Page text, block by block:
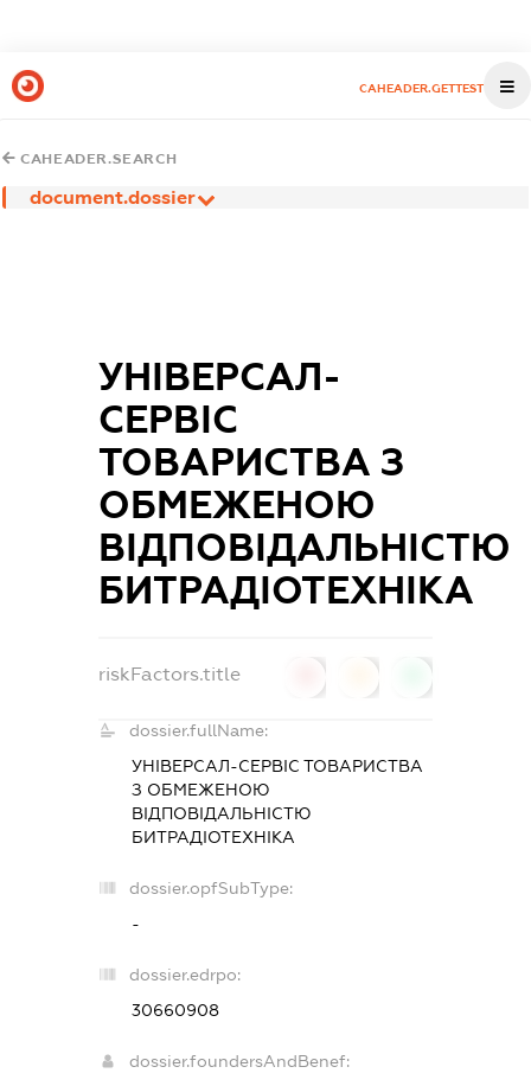
CAHEADER.GETTEST
CAHEADER.SEARCH
document.dossier
УНІВЕРСАЛ-
СЕРВІС
ТОВАРИСТВА З
ОБМЕЖЕНОЮ
ВІДПОВІДАЛЬНІСТЮ
БИТРАДІОТЕХНІКА
riskFactors.title
dossier.fullName:
УНІВЕРСАЛ-СЕРВІС ТОВАРИСТВА
З ОБМЕЖЕНОЮ
ВІДПОВІДАЛЬНІСТЮ
БИТРАДІОТЕХНІКА
dossier.opfSubType:
-
dossier.edrpo:
30660908
dossier.foundersAndBenef: